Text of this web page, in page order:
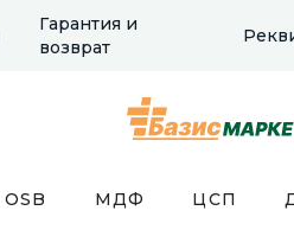
Гарантия и
возврат
OSB МДФ ЦСП